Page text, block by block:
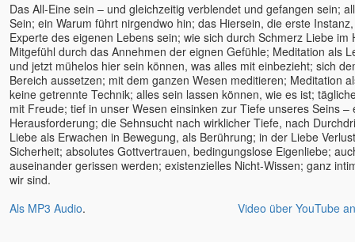
Das All-Eine sein – und gleichzeitig verblendet und gefangen sein;
Sein; ein Warum führt nirgendwo hin; das Hiersein, die erste
Experte des eigenen Lebens sein; wie sich durch Schmerz Liebe im
Mitgefühl durch das Annehmen der eignen Gefühle; Meditation als
und jetzt mühelos hier sein können, was alles mit einbezieht; sich
Bereich aussetzen; mit dem ganzen Wesen meditieren; Meditation
keine getrennte Technik; alles sein lassen können, wie es ist;
mit Freude; tief in unser Wesen einsinken zur Tiefe unseres Seins –
Herausforderung; die Sehnsucht nach wirklicher Tiefe, nach
Liebe als Erwachen in Bewegung, als Berührung; in der Liebe
Sicherheit; absolutes Gottvertrauen, bedingungslose Eigenliebe;
auseinander gerissen werden; existenzielles Nicht-Wissen; ganz
wir sind.
Als MP3 Audio. Video über YouTube